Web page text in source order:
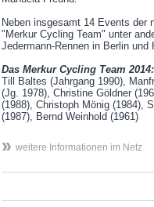
Neben insgesamt 14 Events der
"Merkur Cycling Team" unter
Jedermann-Rennen in Berlin und
Das Merkur Cycling Team 2014:
Till Baltes (Jahrgang 1990),
(Jg. 1978), Christine Göldner
(1988), Christoph Mönig (1984),
(1987), Bernd Weinhold (1961)
weitere Informationen im Netz